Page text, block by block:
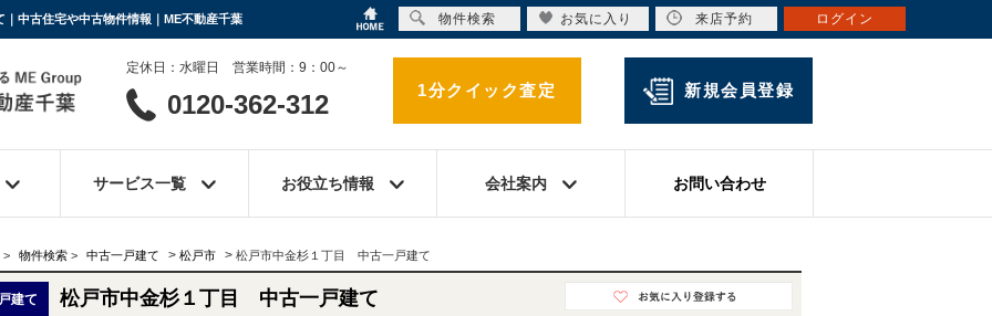
中古住宅や中古物件情報｜ME不動産千葉
定休日：水曜日 営業時間：9：00～
0120-362-312 1分クイック査定 新規会員登録
サービス一覧 お役立ち情報 会社案内 お問い合わせ
> 物件検索 > 中古一戸建て > 松戸市 > 松戸市中金杉１丁目 中古一戸建て
建て 松戸市中金杉１丁目 中古一戸建て
物件検索 お気に入り 来店予約 ログイン